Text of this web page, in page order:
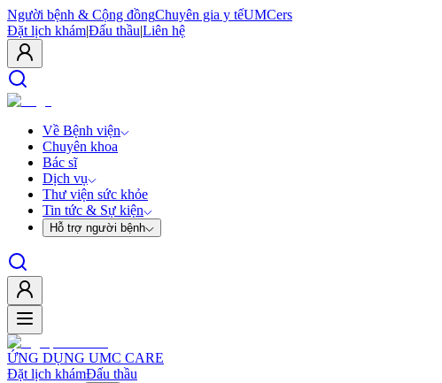
Người bệnh & Cộng đồngChuyên gia y tếUMCers
Đặt lịch khám|Đấu thầu|Liên hệ
Về Bệnh viện
Chuyên khoa
Bác sĩ
Dịch vụ
Thư viện sức khỏe
Tin tức & Sự kiện
Hỗ trợ người bệnh
ỨNG DỤNG UMC CARE
Đặt lịch khámĐấu thầu